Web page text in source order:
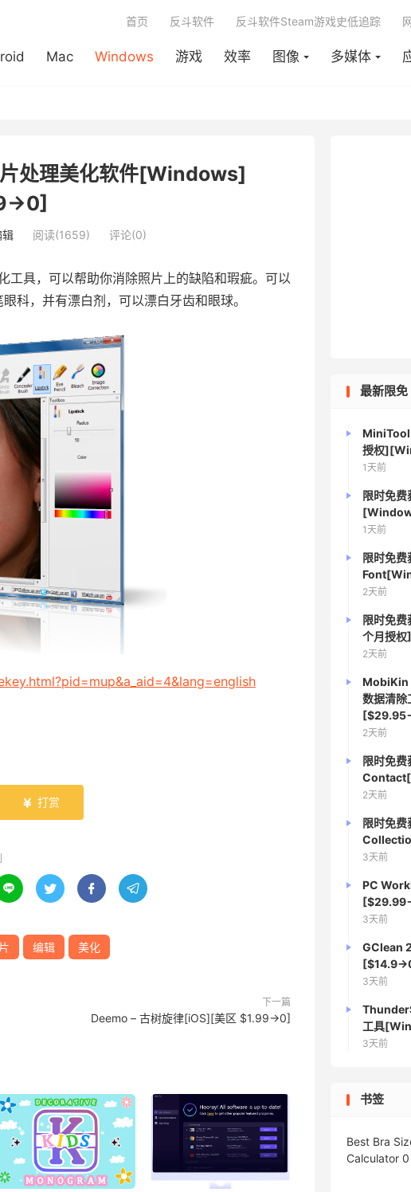
Mac Windows 游戏 效率 图像 多媒体
首页 反斗软件 反斗软件Steam游戏史低追踪
处理美化软件[Windows]
辑 阅读(1659) 评论(0)
工具，可以帮助你消除照片上的缺陷和瑕疵。可以
科，并有漂白剂，可以漂白牙齿和眼球。
 打赏
   
编辑 美化
下一篇
Deemo – 古树旋律[iOS][美区 $1.99→0]
最新限免
MiniTool
授权
1天前
限时免
1天前
限时免
2天前
限时免
个月授
2天前
MobiKin
数据清
2天前
限时免
2天前
限时免
3天前
PC
3天前
GClean
3天前
工具
3天前
书签
Best Bra
Calculator 0